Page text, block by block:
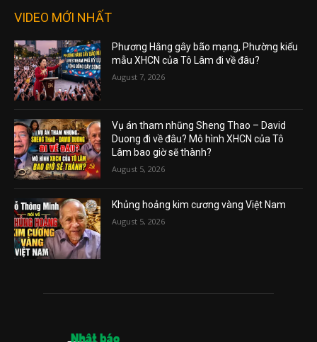
VIDEO MỚI NHẤT
Phương Hằng gây bão mạng, Phường kiểu
mẫu XHCN của Tô Lâm đi về đâu?
August 7, 2026
Vụ án tham nhũng Sheng Thao – David
Duong đi về đâu? Mô hình XHCN của Tô
Lâm bao giờ sẽ thành?
August 5, 2026
Khủng hoảng kim cương vàng Việt Nam
August 5, 2026